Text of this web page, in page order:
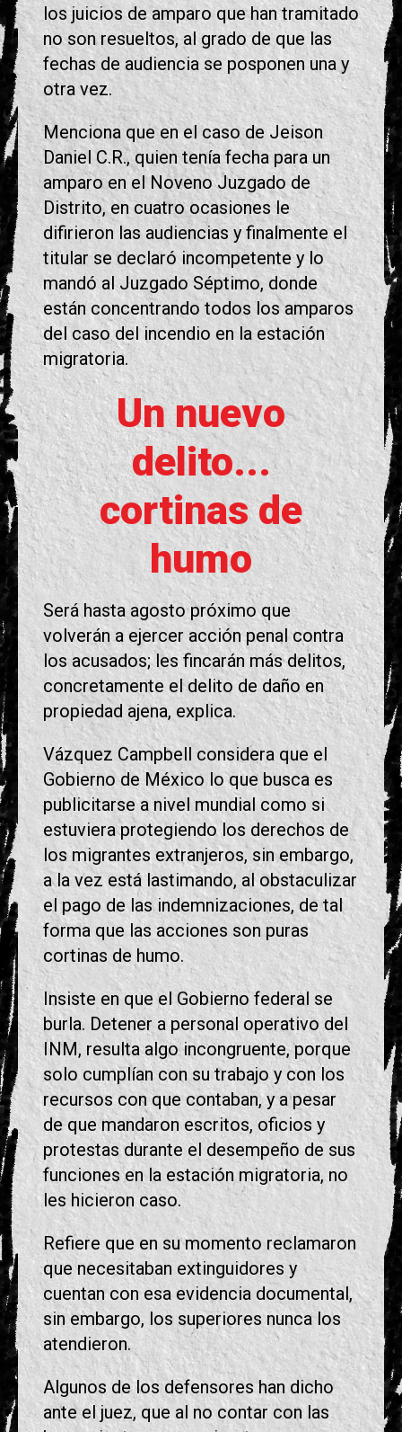
los juicios de amparo que han tramitado
no son resueltos, al grado de que las
fechas de audiencia se posponen una y
otra vez.
Menciona que en el caso de Jeison
Daniel C.R., quien tenía fecha para un
amparo en el Noveno Juzgado de
Distrito, en cuatro ocasiones le
difirieron las audiencias y finalmente el
titular se declaró incompetente y lo
mandó al Juzgado Séptimo, donde
están concentrando todos los amparos
del caso del incendio en la estación
migratoria.
Un nuevo
delito...
cortinas de
humo
Será hasta agosto próximo que
volverán a ejercer acción penal contra
los acusados; les fincarán más delitos,
concretamente el delito de daño en
propiedad ajena, explica.
Vázquez Campbell considera que el
Gobierno de México lo que busca es
publicitarse a nivel mundial como si
estuviera protegiendo los derechos de
los migrantes extranjeros, sin embargo,
a la vez está lastimando, al obstaculizar
el pago de las indemnizaciones, de tal
forma que las acciones son puras
cortinas de humo.
Insiste en que el Gobierno federal se
burla. Detener a personal operativo del
INM, resulta algo incongruente, porque
solo cumplían con su trabajo y con los
recursos con que contaban, y a pesar
de que mandaron escritos, oficios y
protestas durante el desempeño de sus
funciones en la estación migratoria, no
les hicieron caso.
Refiere que en su momento reclamaron
que necesitaban extinguidores y
cuentan con esa evidencia documental,
sin embargo, los superiores nunca los
atendieron.
Algunos de los defensores han dicho
ante el juez, que al no contar con las